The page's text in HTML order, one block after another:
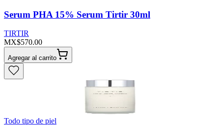
Serum PHA 15% Serum Tirtir 30ml
TIRTIR
MX$570.00
Agregar al carrito
Todo tipo de piel